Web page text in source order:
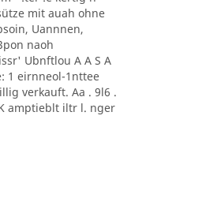
mit auah ohne
Uannnen,
naoh
Ubnftlou A A S A
1 eirnneol-1nttee
verkauft. Aa . 9l6 .
amptieblt iltr l. nger